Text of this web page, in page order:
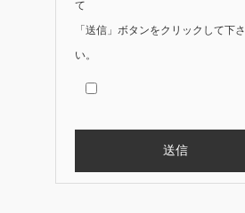
て
「送信」ボタンをクリックして下さ
い。